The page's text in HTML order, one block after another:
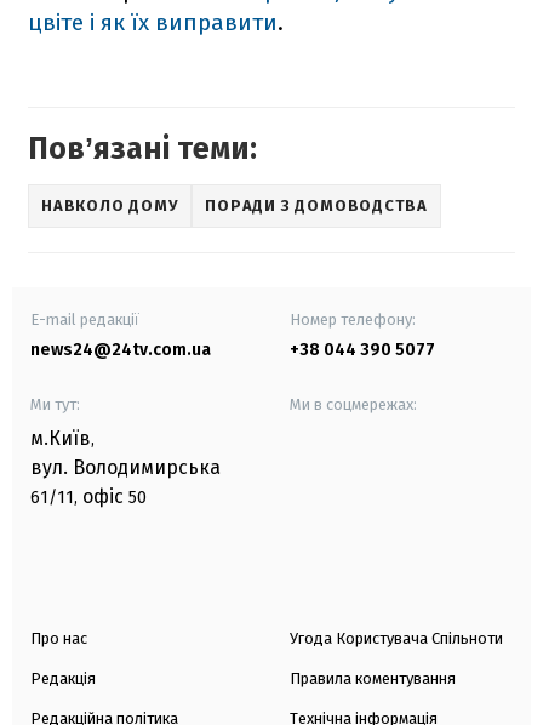
цвіте і як їх виправити.
Повʼязані теми:
НАВКОЛО ДОМУ ПОРАДИ З ДОМОВОДСТВА
E-mail редакції
news24@24tv.com.ua
Номер телефону:
+38 044 390 5077
Ми тут:
м.Київ,
вул. Володимирська
61/11, офіс 50
Ми в соцмережах:
Про нас
Редакція
Редакційна політика
Угода Користувача Спільноти
Правила коментування
Технічна інформація